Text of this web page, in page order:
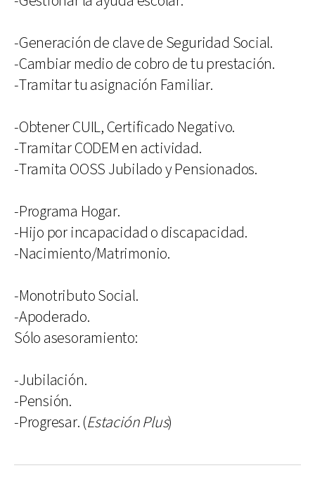
-Generación de clave de Seguridad Social.
-Cambiar medio de cobro de tu prestación.
-Tramitar tu asignación Familiar.
-Obtener CUIL, Certificado Negativo.
-Tramitar CODEM en actividad.
-Tramita OOSS Jubilado y Pensionados.
-Programa Hogar.
-Hijo por incapacidad o discapacidad.
-Nacimiento/Matrimonio.
-Monotributo Social.
-Apoderado.
Sólo asesoramiento:
-Jubilación.
-Pensión.
-Progresar. (Estación Plus)